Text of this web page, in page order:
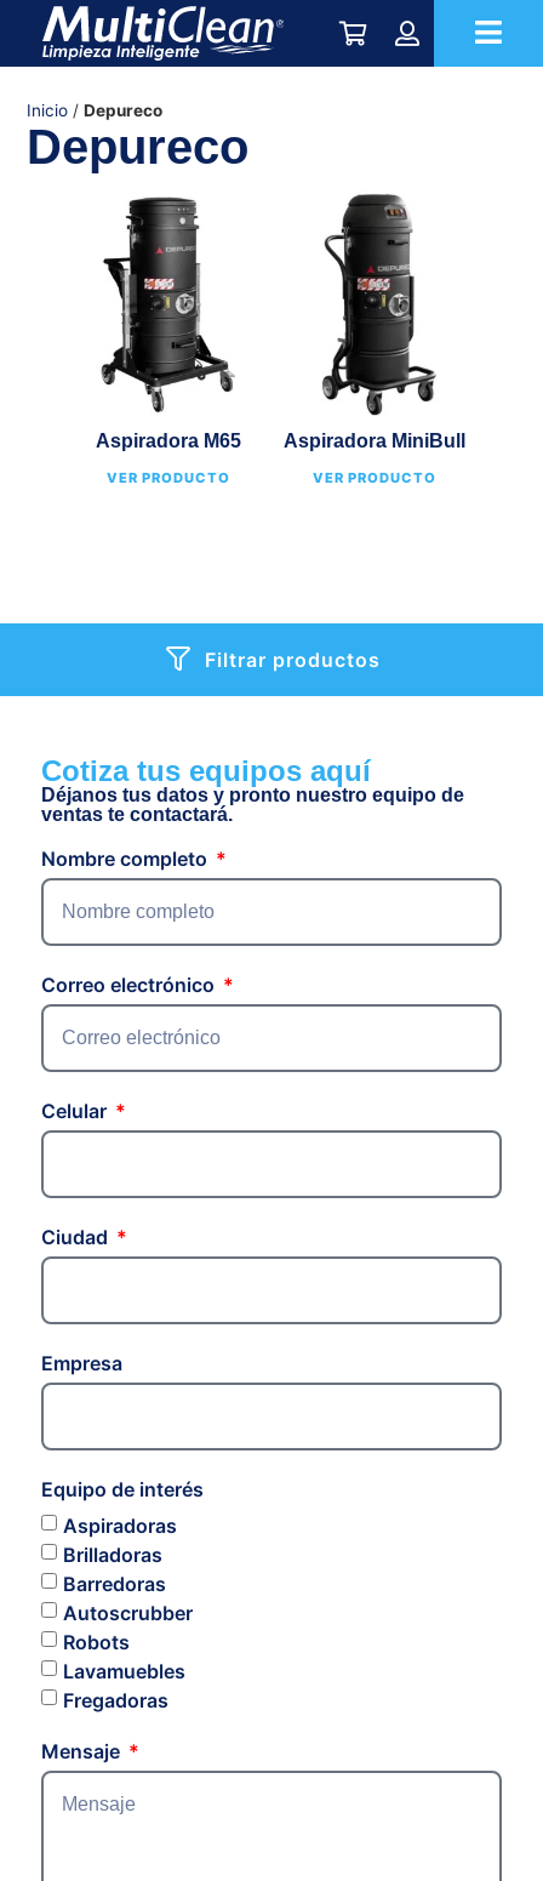
Inicio /Depureco
Depureco
Aspiradora M65
VER PRODUCTO
Aspiradora MiniBull
VER PRODUCTO
Filtrar productos
Cotiza tus equipos aquí
Déjanos tus datos y pronto nuestro equipo de
ventas te contactará.
Nombre completo
Correo electrónico
Celular
Ciudad
Empresa
Equipo de interés
Aspiradoras
Brilladoras
Barredoras
Autoscrubber
Robots
Lavamuebles
Fregadoras
Mensaje